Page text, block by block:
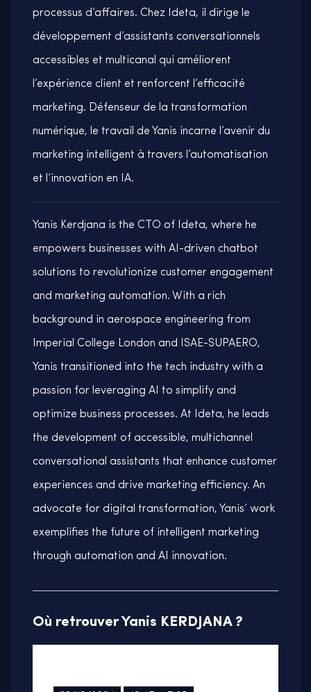
processus d’affaires. Chez Ideta, il dirige le
développement d’assistants conversationnels
accessibles et multicanal qui améliorent
l’expérience client et renforcent l’efficacité
marketing. Défenseur de la transformation
numérique, le travail de Yanis incarne l’avenir du
marketing intelligent à travers l’automatisation
et l’innovation en IA.
Yanis Kerdjana is the CTO of Ideta, where he
empowers businesses with AI-driven chatbot
solutions to revolutionize customer engagement
and marketing automation. With a rich
background in aerospace engineering from
Imperial College London and ISAE-SUPAERO,
Yanis transitioned into the tech industry with a
passion for leveraging AI to simplify and
optimize business processes. At Ideta, he leads
the development of accessible, multichannel
conversational assistants that enhance customer
experiences and drive marketing efficiency. An
advocate for digital transformation, Yanis’ work
exemplifies the future of intelligent marketing
through automation and AI innovation.
Où retrouver Yanis KERDJANA ?